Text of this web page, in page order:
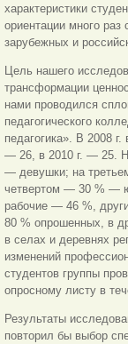
характеристики
ориентации много раз
зарубежных и
Цель нашего
трансформации
нами проводился
педагогического
педагогика». В 2008
— 26, в 2010 г. — 25.
— девушки; на
четвертом — 30 % —
рабочие — 46 %,
80 % опрошенных, в
в селах и деревнях
изменений
студентов группы
опросному листу в
Результаты
повторил бы выбор